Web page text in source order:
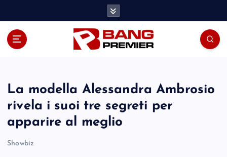
La modella Alessandra Ambrosio
rivela i suoi tre segreti per
apparire al meglio
Showbiz